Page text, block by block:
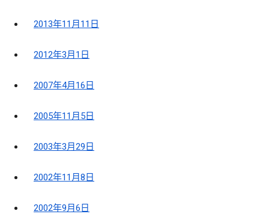
2013年11月11日
2012年3月1日
2007年4月16日
2005年11月5日
2003年3月29日
2002年11月8日
2002年9月6日